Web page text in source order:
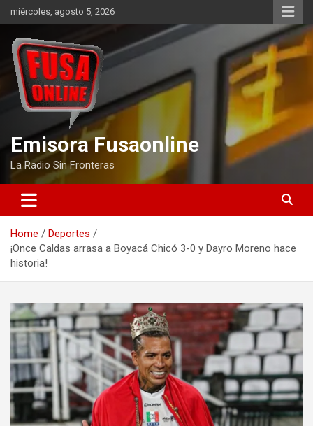
to
content
miércoles, agosto 5, 2026
Emisora Fusaonline
La Radio Sin Fronteras
Home
Deportes
¡Once Caldas arrasa a Boyacá Chicó 3-0 y Dayro Moreno hace
historia!